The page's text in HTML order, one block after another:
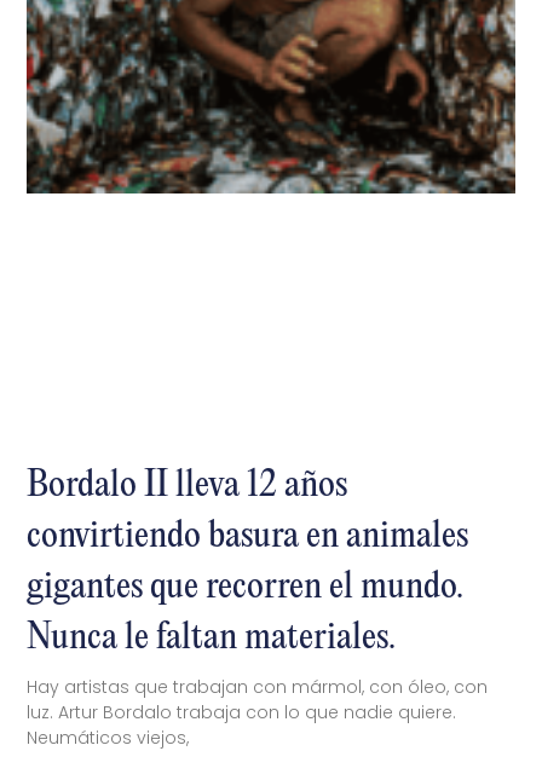
Bordalo II lleva 12 años
convirtiendo basura en animales
gigantes que recorren el mundo.
Nunca le faltan materiales.
Hay artistas que trabajan con mármol, con óleo, con
luz. Artur Bordalo trabaja con lo que nadie quiere.
Neumáticos viejos,